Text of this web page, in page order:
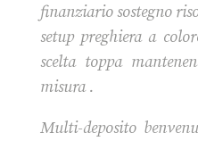
finanziario sostegno
setup preghiera a
scelta toppa
misura .
Multi-deposito